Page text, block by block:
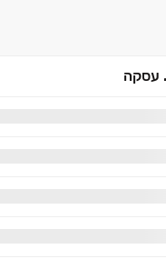
עסקה